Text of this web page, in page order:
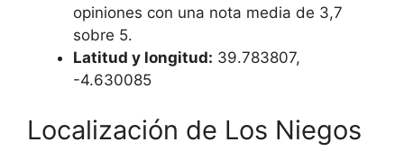
opiniones con una nota media de 3,7
sobre 5.
Latitud y longitud: 39.783807,
-4.630085
Localización de Los Niegos